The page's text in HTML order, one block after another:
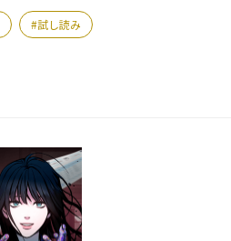
試し読み